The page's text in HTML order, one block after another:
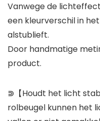
Vanwege de
een kleurverschil in
alstublieft.
Door handmatige
product.
⋑【Houdt het licht
rolbeugel kunnen het